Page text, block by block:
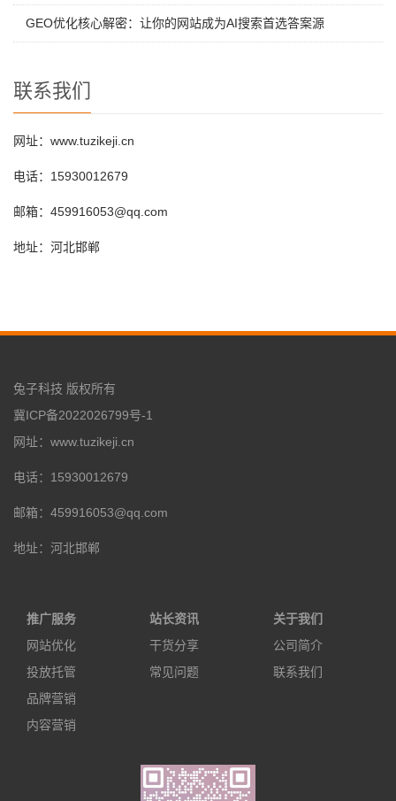
GEO优化核心解密：让你的网站成为AI搜索首选答案源
联系我们
网址：www.tuzikeji.cn
电话：15930012679
邮箱：459916053@qq.com
地址：河北邯郸
兔子科技 版权所有
冀ICP备2022026799号-1
网址：www.tuzikeji.cn
电话：15930012679
邮箱：459916053@qq.com
地址：河北邯郸
推广服务
网站优化
投放托管
品牌营销
内容营销
站长资讯
干货分享
常见问题
关于我们
公司简介
联系我们